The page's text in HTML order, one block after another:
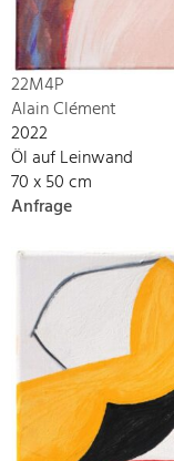
22M4P
Alain Clément
2022
Öl auf Leinwand
70 x 50 cm
Anfrage